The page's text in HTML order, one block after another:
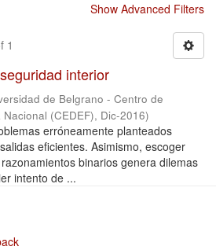
Show Advanced Filters
1
interior
de Belgrano - Centro de
(CEDEF), Dic-2016)
erróneamente planteados
eficientes. Asimismo, escoger
binarios genera dilemas
intento de ...